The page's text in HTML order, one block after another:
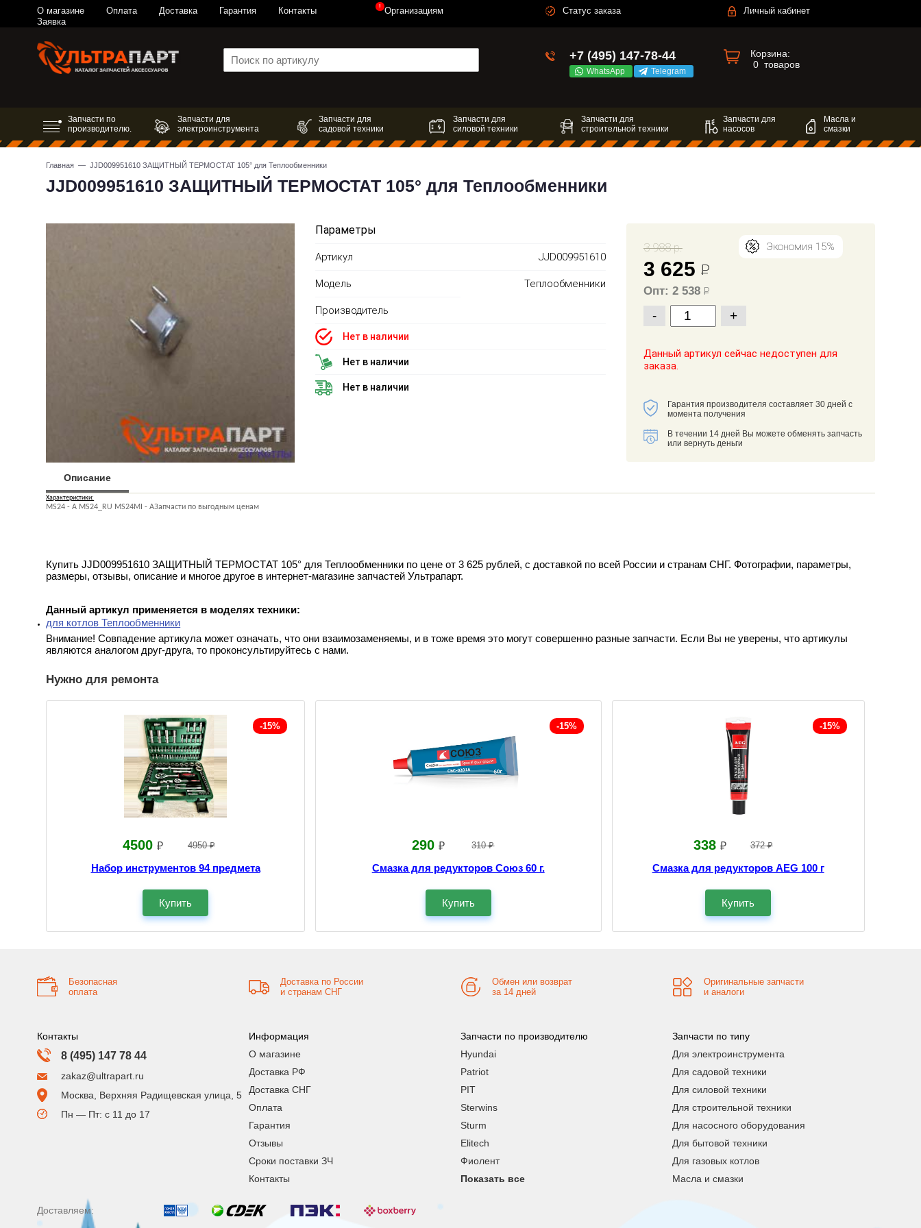
О магазине Оплата Доставка Гарантия
Контакты
Заявка
Организациям
! Статус заказа Личный кабинет
+7 (495) 147-78-44
WhatsApp Telegram
Корзина:
0 товаров
Запчасти по
производителю.
Запчасти для
электроинструмента
Запчасти для
садовой техники
Запчасти для
силовой техники
Запчасти для
строительной техники
Запчасти для
насосов
Масла и
смазки
Главная — JJD009951610 ЗАЩИТНЫЙ ТЕРМОСТАТ 105° для Теплообменники
JJD009951610 ЗАЩИТНЫЙ ТЕРМОСТАТ 105° для Теплообменники
Параметры
Артикул JJD009951610
Модель Теплообменники
Производитель
Нет в наличии
Нет в наличии
Нет в наличии
3 988 р. Экономия 15%
3 625 Р
Опт: 2 538 Р
- +
Данный артикул сейчас недоступен для
заказа.
Гарантия производителя составляет 30 дней с
момента получения
В течении 14 дней Вы можете обменять запчасть
или вернуть деньги
Описание
Характеристики:
MS24 - A MS24_RU MS24MI - AЗапчасти по выгодным ценам
Купить JJD009951610 ЗАЩИТНЫЙ ТЕРМОСТАТ 105° для Теплообменники по цене от 3 625 рублей, с доставкой по всей России и странам СНГ. Фотографии, параметры,
размеры, отзывы, описание и многое другое в интернет-магазине запчастей Ультрапарт.
Данный артикул применяется в моделях техники:
для котлов Теплообменники
Внимание! Совпадение артикула может означать, что они взаимозаменяемы, и в тоже время это могут совершенно разные запчасти. Если Вы не уверены, что артикулы
являются аналогом друг-друга, то проконсультируйтесь с нами.
Нужно для ремонта
-15%
4500₽ 4950 ₽
Набор инструментов 94 предмета
Купить
-15%
290 ₽ 310 ₽
Смазка для редукторов Союз 60 г.
Купить
-15%
338 ₽ 372 ₽
Смазка для редукторов AEG 100 г
Купить
Безопасная
оплата
Доставка по России
и странам СНГ
Обмен или возврат
за 14 дней
Оригинальные запчасти
и аналоги
Контакты
8 (495) 147 78 44
zakaz@ultrapart.ru
Москва, Верхняя Радищевская улица, 5
Пн — Пт: с 11 до 17
Информация
О магазине
Доставка РФ
Доставка СНГ
Оплата
Гарантия
Отзывы
Сроки поставки ЗЧ
Контакты
Запчасти по производителю
Hyundai
Patriot
PIT
Sterwins
Sturm
Elitech
Фиолент
Показать все
Запчасти по типу
Для электроинструмента
Для садовой техники
Для силовой техники
Для строительной техники
Для насосного оборудования
Для бытовой техники
Для газовых котлов
Масла и смазки
Доставляем: